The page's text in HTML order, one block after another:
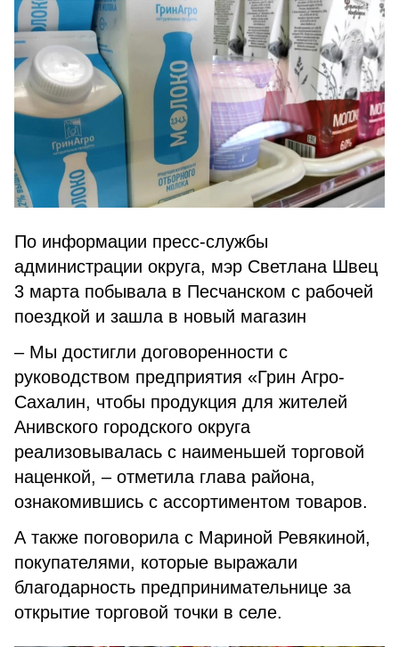
По информации пресс-службы
администрации округа, мэр Светлана Швец
3 марта побывала в Песчанском с рабочей
поездкой и зашла в новый магазин
– Мы достигли договоренности с
руководством предприятия «Грин Агро-
Сахалин, чтобы продукция для жителей
Анивского городского округа
реализовывалась с наименьшей торговой
наценкой, – отметила глава района,
ознакомившись с ассортиментом товаров.
А также поговорила с Мариной Ревякиной,
покупателями, которые выражали
благодарность предпринимательнице за
открытие торговой точки в селе.